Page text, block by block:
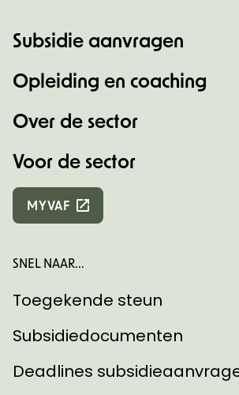
Subsidie aanvragen
Opleiding en coaching
Over de sector
Voor de sector
MYVAF
SNEL NAAR...
Toegekende steun
Subsidiedocumenten
Deadlines